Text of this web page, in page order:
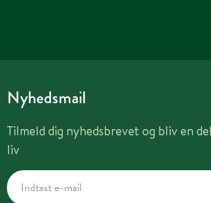
Nyhedsmail
Tilmeld dig nyhedsbrevet og bliv en
liv